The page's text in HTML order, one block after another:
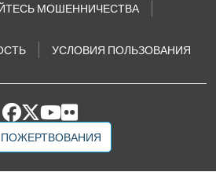
МОШЕННИЧЕСТВА
УСЛОВИЯ ПОЛЬЗОВАНИЯ
ПОЖЕРТВОВАНИЯ